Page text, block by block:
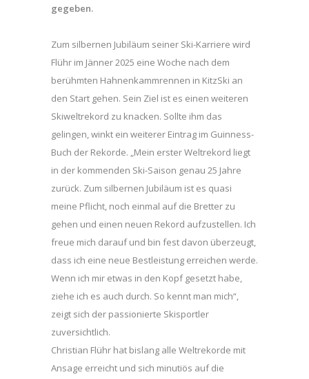
gegeben.
Zum silbernen Jubiläum seiner Ski-Karriere wird
Flühr im Jänner 2025 eine Woche nach dem
berühmten Hahnenkammrennen in KitzSki an
den Start gehen. Sein Ziel ist es einen weiteren
Skiweltrekord zu knacken. Sollte ihm das
gelingen, winkt ein weiterer Eintrag im Guinness-
Buch der Rekorde. „Mein erster Weltrekord liegt
in der kommenden Ski-Saison genau 25 Jahre
zurück. Zum silbernen Jubiläum ist es quasi
meine Pflicht, noch einmal auf die Bretter zu
gehen und einen neuen Rekord aufzustellen. Ich
freue mich darauf und bin fest davon überzeugt,
dass ich eine neue Bestleistung erreichen werde.
Wenn ich mir etwas in den Kopf gesetzt habe,
ziehe ich es auch durch. So kennt man mich“,
zeigt sich der passionierte Skisportler
zuversichtlich.
Christian Flühr hat bislang alle Weltrekorde mit
Ansage erreicht und sich minutiös auf die